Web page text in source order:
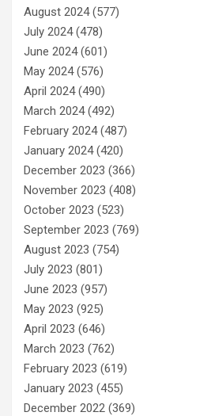
August 2024(577)
July 2024(478)
June 2024(601)
May 2024(576)
April 2024(490)
March 2024(492)
February 2024(487)
January 2024(420)
December 2023 (366)
November 2023 (408)
October 2023 (523)
September 2023 (769)
August 2023 (754)
July 2023 (801)
June 2023 (957)
May 2023 (925)
April 2023 (646)
March 2023 (762)
February 2023 (619)
January 2023 (455)
December 2022 (369)